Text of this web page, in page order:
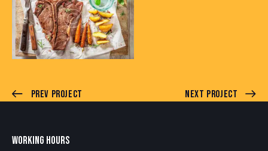
Prev Project Next Project
WORKING HOURS